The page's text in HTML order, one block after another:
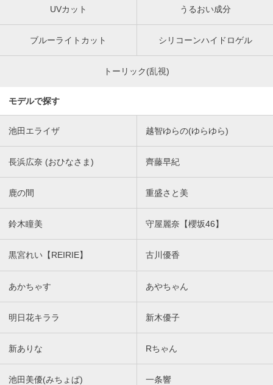
UVカット うるおい成分
ブルーライトカット シリコーンハイドロゲル
トーリック(乱視)
モデルで探す
池田エライザ 越智ゆらの(ゆらゆら)
長浜広奈 (おひなさま) 齊藤早紀
鹿の間 重盛さと美
鈴木瞳美 守屋麗奈【櫻坂46】
黒宮れい【REIRIE】 古川優香
あかちゃす あやちゃん
明日花キララ 新木優子
新ありな Rちゃん
池田美優(みちょぱ) 一条響